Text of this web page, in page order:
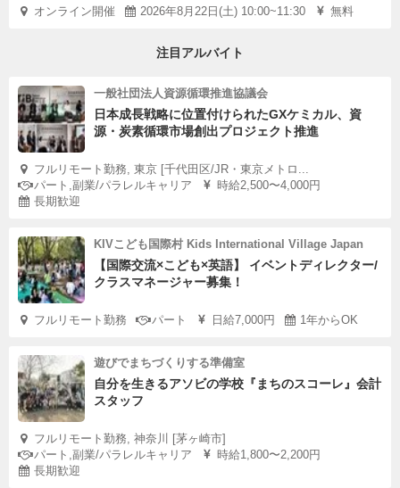
オンライン開催 2026年8月22日(土) 10:00~11:30 無料
注目アルバイト
一般社団法人資源循環推進協議会
日本成長戦略に位置付けられたGXケミカル、資
源・炭素循環市場創出プロジェクト推進
フルリモート勤務, 東京 [千代田区/JR・東京メトロ...
パート,副業/パラレルキャリア
時給2,500〜4,000円
長期歓迎
KIVこども国際村 Kids International Village Japan
【国際交流×こども×英語】 イベントディレクター/
クラスマネージャー募集！
フルリモート勤務 パート 日給7,000円 1年からOK
遊びでまちづくりする準備室
自分を生きるアソビの学校『まちのスコーレ』会計
スタッフ
フルリモート勤務, 神奈川 [茅ヶ崎市]
パート,副業/パラレルキャリア
時給1,800〜2,200円
長期歓迎